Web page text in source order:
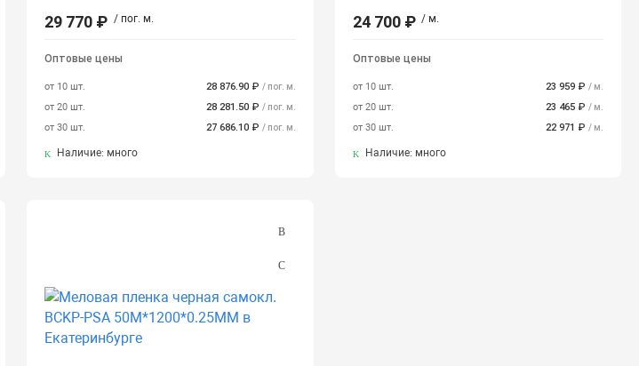
29 770 ₽ / пог. м.
Оптовые цены
от 10 шт. 28 876.90 ₽ / пог. м.
от 20 шт. 28 281.50 ₽ / пог. м.
от 30 шт. 27 686.10 ₽ / пог. м.
Наличие: много
24 700 ₽ / м.
Оптовые цены
от 10 шт. 23 959 ₽ / м.
от 20 шт. 23 465 ₽ / м.
от 30 шт. 22 971 ₽ / м.
Наличие: много